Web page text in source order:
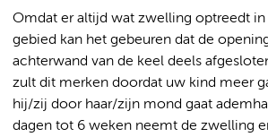
Omdat er altijd wat zwelling optreedt in
gebied kan het gebeuren dat de
achterwand van de keel deels
zult dit merken doordat uw kind meer
hij/zij door haar/zijn mond gaat
dagen tot 6 weken neemt de zwelling